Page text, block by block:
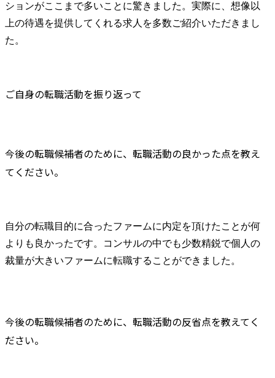
ションがここまで多いことに驚きました。実際に、想像以
上の待遇を提供してくれる求人を多数ご紹介いただきまし
た。
ご自身の転職活動を振り返って
今後の転職候補者のために、転職活動の良かった点を教え
てください。
自分の転職目的に合ったファームに内定を頂けたことが何
よりも良かったです。コンサルの中でも少数精鋭で個人の
裁量が大きいファームに転職することができました。
今後の転職候補者のために、転職活動の反省点を教えてく
ださい。